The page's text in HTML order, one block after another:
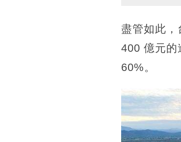
盡管如此，
400 億元的
60%。